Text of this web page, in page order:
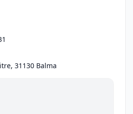
31130 Balma